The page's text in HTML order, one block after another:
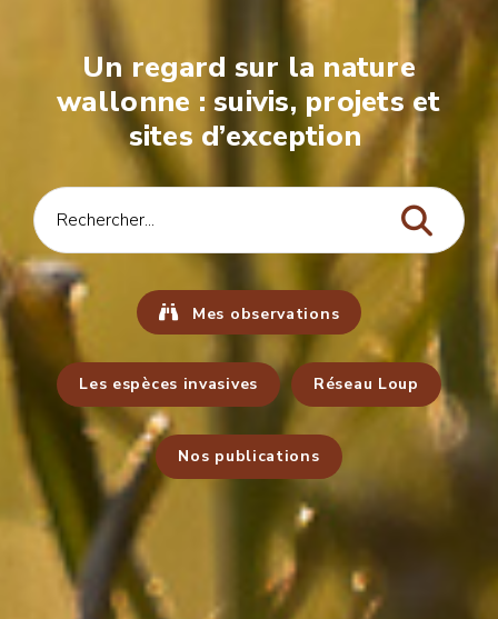
Un regard sur la nature
wallonne : suivis, projets et
sites d’exception
Mes observations
Les espèces invasives Réseau Loup
Nos publications